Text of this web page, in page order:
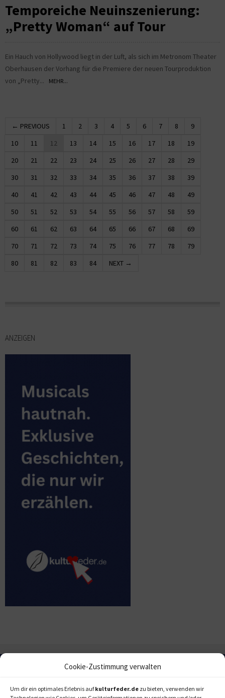
Cookie-Zustimmung verwalten
Um dir ein optimales Erlebnis aufkulturfeder.de zu bieten, verwenden wir
Temporeiche Neuinszenierung:
„Pretty Woman“ auf Tour
Ein Hauch von Hollywood liegt in der Luft, als sich im Metronom Theater
Oberhausen der Vorhang für die Premiere der neuen Tourproduktion
von „Pretty...
MEHR...
← PREVIOUS 1 2 3 4 5 6 7 8
9
10
11 12 13 14 15 16 17 18
19
20
21 22 23 24 25 26 27 28
29
30
31 32 33 34 35 36 37 38
39
40
41 42 43 44 45 46 47 48
49
50
51 52 53 54 55 56 57 58
59
60
61 62 63 64 65 66 67 68
69
70
71 72 73 74 75 76 77 78
79
80
81 82 83 84 NEXT →
ANZEIGEN